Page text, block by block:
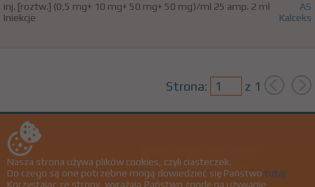
inj. [roztw.] (0,5 mg+ 10 mg+ 50 mg+ 50 mg)/ml 25 amp. 2 ml
Iniekcje
AS
Kalceks
Strona: z 1
+22 350 00 06
LekSeek ® Polska © 2026
Polityka prywatności
Nasza strona używa plików cookies, czyli ciasteczek.
Do czego są one potrzebne mogą dowiedzieć się Państwo tutaj
Korzystając ze strony, wyrażają Państwo zgodę na używanie